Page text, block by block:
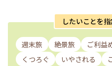
したいことを
週末旅 絶景旅 ご利益
くつろぐ
いやされる